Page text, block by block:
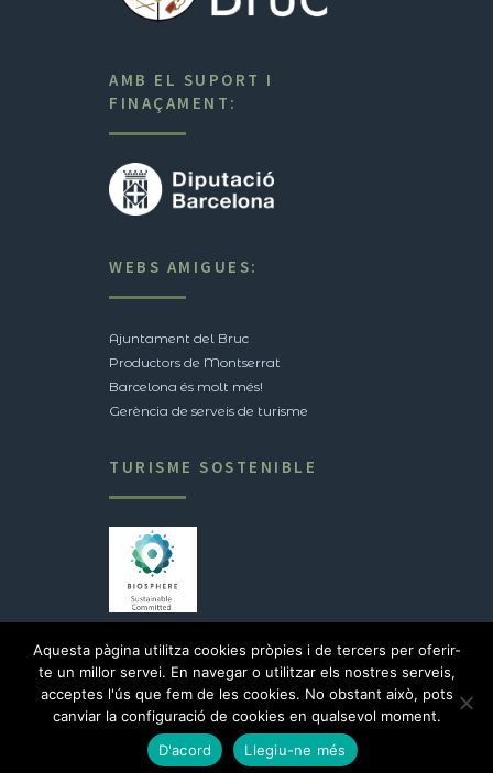
AMB EL SUPORT I
FINAÇAMENT:
WEBS AMIGUES:
Ajuntament del Bruc
Productors de Montserrat
Barcelona és molt més!
Gerència de serveis de turisme
TURISME SOSTENIBLE
2017 © Ajuntament del Bruc | Avís legal
Aquesta pàgina utilitza cookies pròpies i de tercers per oferir-
te un millor servei. En navegar o utilitzar els nostres serveis,
acceptes l'ús que fem de les cookies. No obstant això, pots
canviar la configuració de cookies en qualsevol moment.
D'acord
Llegiu-ne més